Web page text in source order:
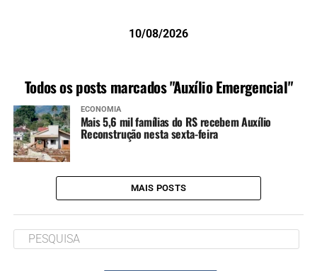
10/08/2026
Todos os posts marcados "Auxílio Emergencial"
ECONOMIA
Mais 5,6 mil famílias do RS recebem Auxílio
Reconstrução nesta sexta-feira
MAIS POSTS